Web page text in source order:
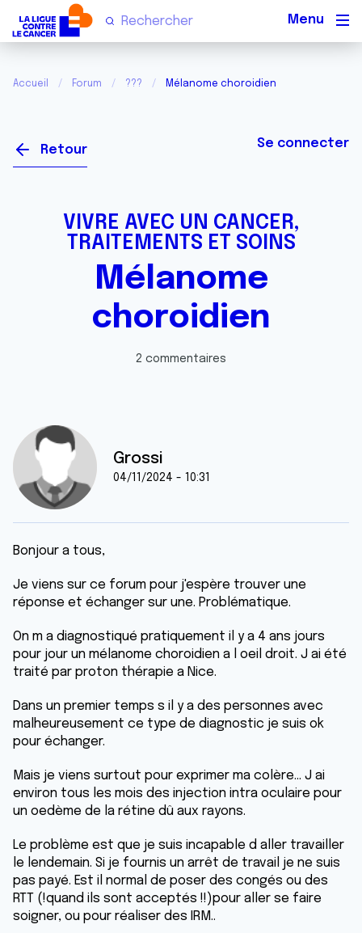
Accueil Forum ??? Mélanome choroidien
Retour Se connecter
VIVRE AVEC UN CANCER,
TRAITEMENTS ET SOINS
Mélanome
choroidien
2 commentaires
Grossi
04/11/2024 - 10:31
Bonjour a tous,
Je viens sur ce forum pour j'espère trouver une
réponse et échanger sur une. Problématique.
On m a diagnostiqué pratiquement il y a 4 ans jours
pour jour un mélanome choroidien a l oeil droit. J ai été
traité par proton thérapie a Nice.
Dans un premier temps s il y a des personnes avec
malheureusement ce type de diagnostic je suis ok
pour échanger.
Mais je viens surtout pour exprimer ma colère... J ai
environ tous les mois des injection intra oculaire pour
un oedème de la rétine dû aux rayons.
Le problème est que je suis incapable d aller travailler
le lendemain. Si je fournis un arrêt de travail je ne suis
pas payé. Est il normal de poser des congés ou des
RTT (!quand ils sont acceptés !!)pour aller se faire
soigner, ou pour réaliser des IRM..